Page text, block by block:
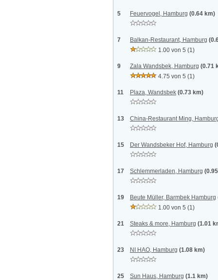
5 Feuervogel, Hamburg (0.64 km)
7 Balkan-Restaurant, Hamburg
1.00 von 5 (1)
9 Zala Wandsbek, Hamburg (0.71
4.75 von 5 (1)
11 Plaza, Wandsbek (0.73 km)
13 China-Restaurant Ming,
15 Der Wandsbeker Hof, Hamburg
17 Schlemmerladen, Hamburg
19 Beute Müller, Barmbek Hamburg
1.00 von 5 (1)
21 Steaks & more, Hamburg (1.01
23 NI HAO, Hamburg (1.08 km)
25 Sun Haus, Hamburg (1.1 km)